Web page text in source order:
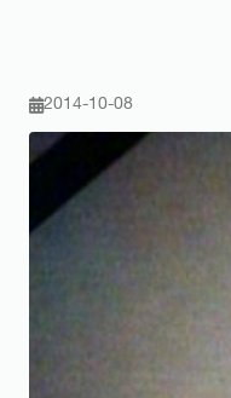
2014-10-08